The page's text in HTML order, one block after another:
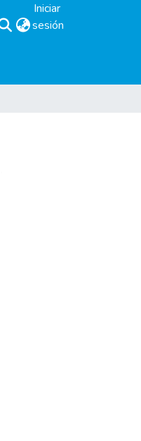
Iniciar
sesión